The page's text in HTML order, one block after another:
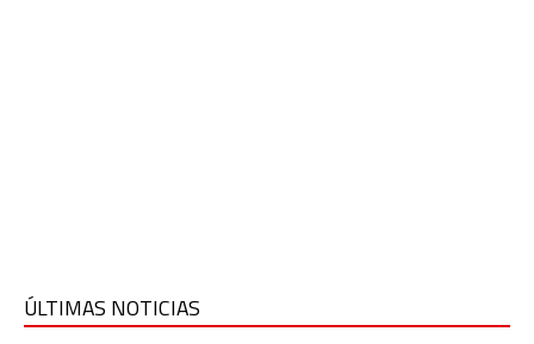
ÚLTIMAS NOTICIAS